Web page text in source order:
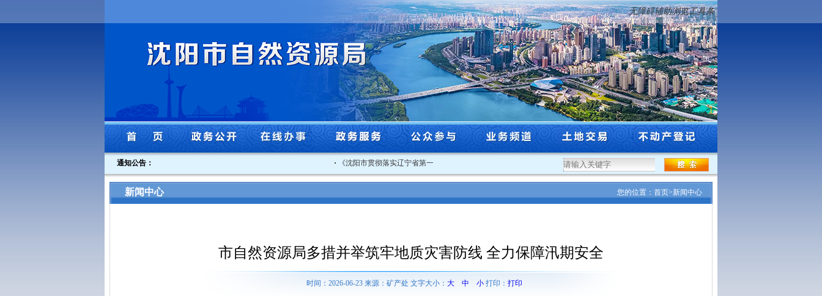
无障碍辅助浏览工具条
通知公告： 《沈阳市贯彻落实辽宁省第一生态环境保护督察组督察反馈意见... 沈阳市自然资源局关于公布沈阳市辖区2026年标定地价更新成果...
新闻中心 您的位置： 首页>新闻中心
市自然资源局多措并举筑牢地质灾害防线 全力保障汛期安全
时间：2026-06-23 来源：矿产处 文字大小： 大 中 小打印： 打印